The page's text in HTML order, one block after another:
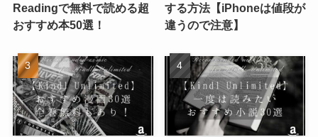
Readingで無料で読める超
おすすめ本50選！
する方法【iPhoneは値段が
違うので注意】